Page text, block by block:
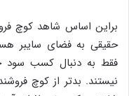
براین اساس شاهد کوچ
حقیقی به فضای سایبر
فقط به دنبال کسب سود
نیستند. بدتر از کوچ